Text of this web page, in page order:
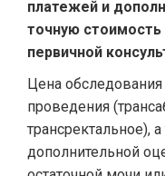
платежей и
точную
первичной
Цена
проведения
трансректальное),
дополнительной